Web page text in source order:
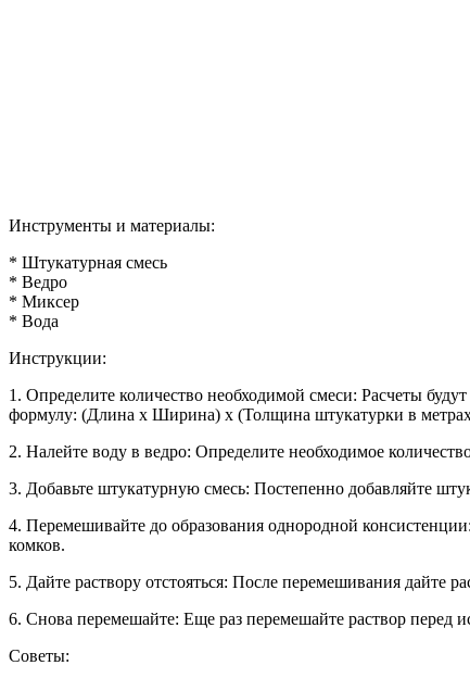
Инструменты и материалы:
* Штукатурная смесь
* Ведро
* Миксер
* Вода
Инструкции:
1. Определите количество необходимой смеси: Расчеты
формулу: (Длина х Ширина) х (Толщина штукатурки в
2. Налейте воду в ведро: Определите необходимое
3. Добавьте штукатурную смесь: Постепенно добавляйте
4. Перемешивайте до образования однородной
комков.
5. Дайте раствору отстояться: После перемешивания дайте
6. Снова перемешайте: Еще раз перемешайте раствор перед
Советы: